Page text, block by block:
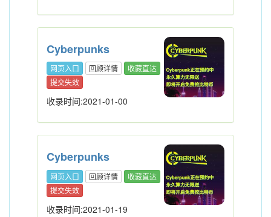
Cyberpunks
网页入口 回顾详情
收藏直达
提交失效
收录时间:2021-01-00
Cyberpunks
网页入口 回顾详情
收藏直达
提交失效
收录时间:2021-01-19